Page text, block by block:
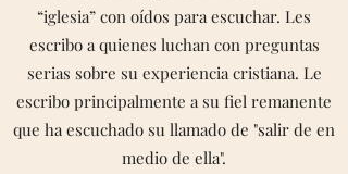
“iglesia” con oídos para escuchar. Les
escribo a quienes luchan con preguntas
serias sobre su experiencia cristiana. Le
escribo principalmente a su fiel remanente
que ha escuchado su llamado de "salir de en
medio de ella".